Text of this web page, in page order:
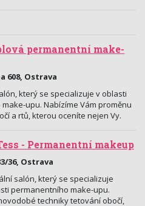
permanentní make-
608, Ostrava
který se specializuje v oblasti
upu. Nabízíme Vám proměnu
a rtů, kterou oceníte nejen Vy.
- Permanentní makeup
36, Ostrava
salón, který se specializuje
permanentního make-upu.
techniky tetování obočí,